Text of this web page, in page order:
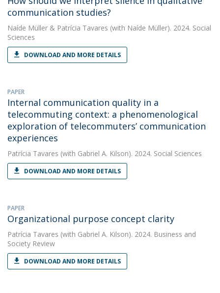
communication studies?
Naíde Müller & Patrícia Tavares (with Naíde Müller). 2024. Social
Sciences
DOWNLOAD AND MORE DETAILS
PAPER
Internal communication quality in a
telecommuting context: a phenomenological
exploration of telecommuters’ communication
experiences
Patrícia Tavares (with Gabriel A. Kilson). 2024. Social Sciences
DOWNLOAD AND MORE DETAILS
PAPER
Organizational purpose concept clarity
Patrícia Tavares (with Gabriel A. Kilson). 2024. Business and
Society Review
DOWNLOAD AND MORE DETAILS